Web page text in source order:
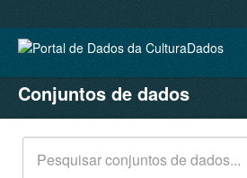
CONJUNTOS DE DADOS
ORGANIZAÇÕES
GRUPOS
Conjuntos de dados